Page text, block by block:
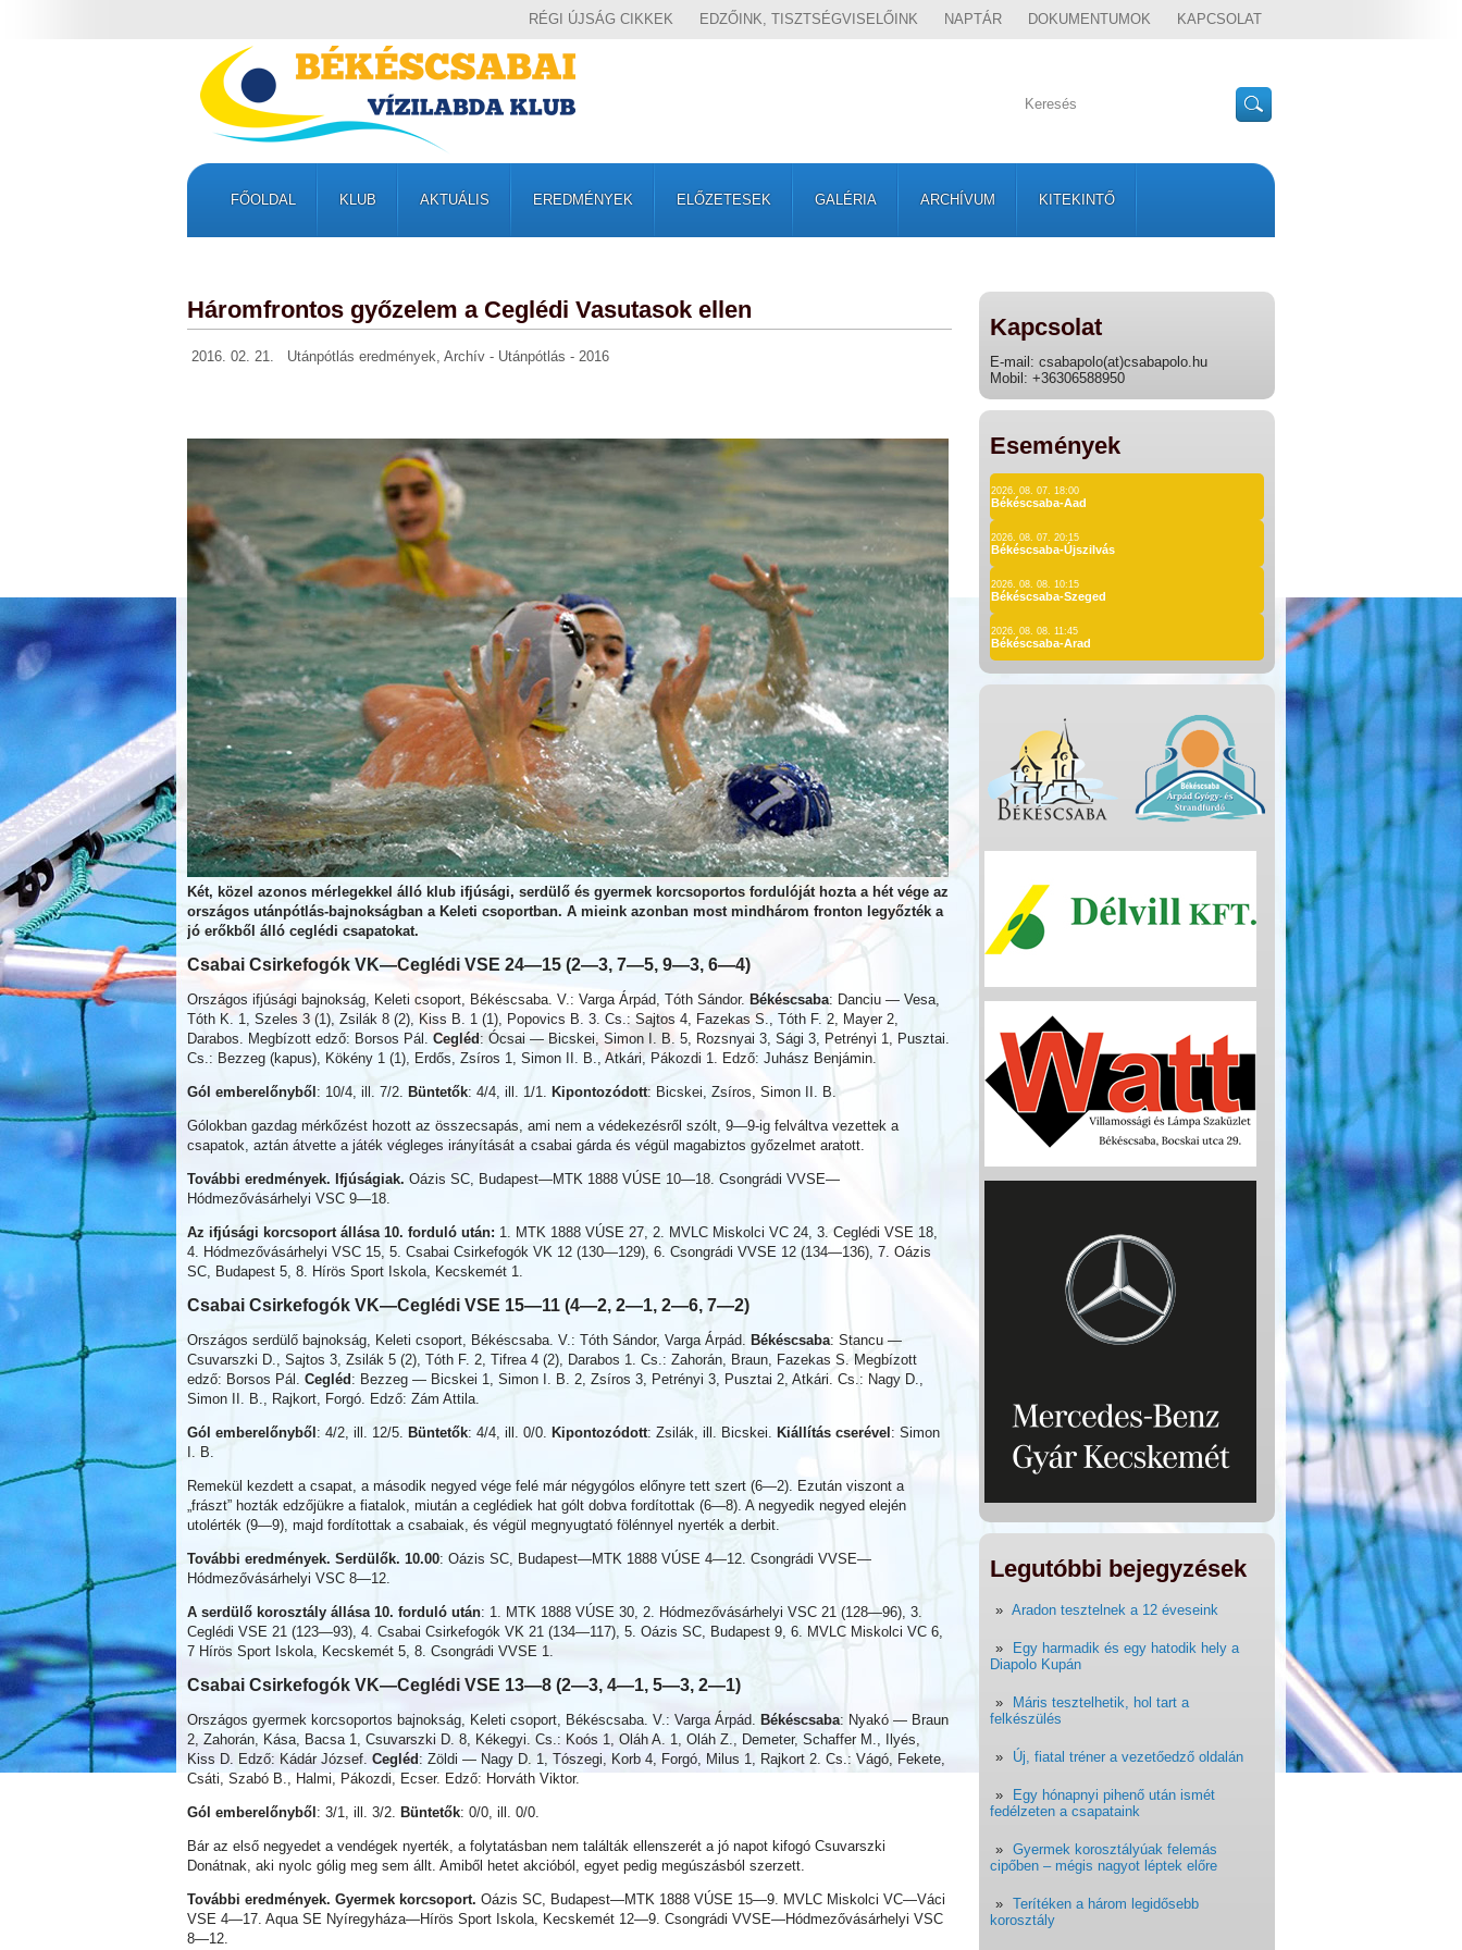
RÉGI ÚJSÁG CIKKEK EDZŐINK, TISZTSÉGVISELŐINK NAPTÁR DOKUMENTUMOK KAPCSOLAT
FŐOLDAL KLUB AKTUÁLIS EREDMÉNYEK ELŐZETESEK GALÉRIA ARCHÍVUM KITEKINTŐ
Kapcsolat
E-mail: csabapolo(at)csabapolo.hu
Mobil: +36306588950
Események
2026. 08. 07. 18:00
Békéscsaba-Aad
2026. 08. 07. 20:15
Békéscsaba-Újszilvás
2026. 08. 08. 10:15
Békéscsaba-Szeged
2026. 08. 08. 11:45
Békéscsaba-Arad
Legutóbbi bejegyzések
Aradon tesztelnek a 12 éveseink
Egy harmadik és egy hatodik hely a
Diapolo Kupán
Máris tesztelhetik, hol tart a
felkészülés
Új, fiatal tréner a vezetőedző oldalán
Egy hónapnyi pihenő után ismét
fedélzeten a csapataink
Gyermek korosztályúak felemás
cipőben – mégis nagyot léptek előre
Terítéken a három legidősebb
korosztály
Háromfrontos győzelem a Ceglédi Vasutasok ellen
2016. 02. 21. Utánpótlás eredmények, Archív - Utánpótlás - 2016
Két, közel azonos mérlegekkel álló klub ifjúsági, serdülő és gyermek korcsoportos fordulóját hozta a hét vége az
országos utánpótlás-bajnokságban a Keleti csoportban. A mieink azonban most mindhárom fronton legyőzték a
jó erőkből álló ceglédi csapatokat.
Csabai Csirkefogók VK—Ceglédi VSE 24—15 (2—3, 7—5, 9—3, 6—4)
Országos ifjúsági bajnokság, Keleti csoport, Békéscsaba. V.: Varga Árpád, Tóth Sándor. Békéscsaba: Danciu — Vesa,
Tóth K. 1, Szeles 3 (1), Zsilák 8 (2), Kiss B. 1 (1), Popovics B. 3. Cs.: Sajtos 4, Fazekas S., Tóth F. 2, Mayer 2,
Darabos. Megbízott edző: Borsos Pál. Cegléd : Ócsai — Bicskei, Simon I. B. 5, Rozsnyai 3, Sági 3, Petrényi 1, Pusztai.
Cs.: Bezzeg (kapus), Kökény 1 (1), Erdős, Zsíros 1, Simon II. B., Atkári, Pákozdi 1. Edző: Juhász Benjámin.
Gól emberelőnyből : 10/4, ill. 7/2. Büntetők: 4/4, ill. 1/1. Kipontozódott: Bicskei, Zsíros, Simon II. B.
Gólokban gazdag mérkőzést hozott az összecsapás, ami nem a védekezésről szólt, 9—9-ig felváltva vezettek a
csapatok, aztán átvette a játék végleges irányítását a csabai gárda és végül magabiztos győzelmet aratott.
További eredmények. Ifjúságiak. Oázis SC, Budapest—MTK 1888 VÚSE 10—18. Csongrádi VVSE—
Hódmezővásárhelyi VSC 9—18.
Az ifjúsági korcsoport állása 10. forduló után: 1. MTK 1888 VÚSE 27, 2. MVLC Miskolci VC 24, 3. Ceglédi VSE 18,
4. Hódmezővásárhelyi VSC 15, 5. Csabai Csirkefogók VK 12 (130—129), 6. Csongrádi VVSE 12 (134—136), 7. Oázis
SC, Budapest 5, 8. Hírös Sport Iskola, Kecskemét 1.
Csabai Csirkefogók VK—Ceglédi VSE 15—11 (4—2, 2—1, 2—6, 7—2)
Országos serdülő bajnokság, Keleti csoport, Békéscsaba. V.: Tóth Sándor, Varga Árpád. Békéscsaba: Stancu —
Csuvarszki D., Sajtos 3, Zsilák 5 (2), Tóth F. 2, Tifrea 4 (2), Darabos 1. Cs.: Zahorán, Braun, Fazekas S. Megbízott
edző: Borsos Pál. Cegléd : Bezzeg — Bicskei 1, Simon I. B. 2, Zsíros 3, Petrényi 3, Pusztai 2, Atkári. Cs.: Nagy D.,
Simon II. B., Rajkort, Forgó. Edző: Zám Attila.
Gól emberelőnyből : 4/2, ill. 12/5. Büntetők: 4/4, ill. 0/0. Kipontozódott: Zsilák, ill. Bicskei. Kiállítás cserével : Simon
I. B.
Remekül kezdett a csapat, a második negyed vége felé már négygólos előnyre tett szert (6—2). Ezután viszont a
„frászt” hozták edzőjükre a fiatalok, miután a ceglédiek hat gólt dobva fordítottak (6—8). A negyedik negyed elején
utolérték (9—9), majd fordítottak a csabaiak, és végül megnyugtató fölénnyel nyerték a derbit.
További eredmények. Serdülők. 10.00: Oázis SC, Budapest—MTK 1888 VÚSE 4—12. Csongrádi VVSE—
Hódmezővásárhelyi VSC 8—12.
A serdülő korosztály állása 10. forduló után: 1. MTK 1888 VÚSE 30, 2. Hódmezővásárhelyi VSC 21 (128—96), 3.
Ceglédi VSE 21 (123—93), 4. Csabai Csirkefogók VK 21 (134—117), 5. Oázis SC, Budapest 9, 6. MVLC Miskolci VC 6,
7 Hírös Sport Iskola, Kecskemét 5, 8. Csongrádi VVSE 1.
Csabai Csirkefogók VK—Ceglédi VSE 13—8 (2—3, 4—1, 5—3, 2—1)
Országos gyermek korcsoportos bajnokság, Keleti csoport, Békéscsaba. V.: Varga Árpád. Békéscsaba: Nyakó — Braun
2, Zahorán, Kása, Bacsa 1, Csuvarszki D. 8, Kékegyi. Cs.: Koós 1, Oláh A. 1, Oláh Z., Demeter, Schaffer M., Ilyés,
Kiss D. Edző: Kádár József. Cegléd : Zöldi — Nagy D. 1, Tószegi, Korb 4, Forgó, Milus 1, Rajkort 2. Cs.: Vágó, Fekete,
Csáti, Szabó B., Halmi, Pákozdi, Ecser. Edző: Horváth Viktor.
Gól emberelőnyből : 3/1, ill. 3/2. Büntetők: 0/0, ill. 0/0.
Bár az első negyedet a vendégek nyerték, a folytatásban nem találták ellenszerét a jó napot kifogó Csuvarszki
Donátnak, aki nyolc gólig meg sem állt. Amiből hetet akcióból, egyet pedig megúszásból szerzett.
További eredmények. Gyermek korcsoport. Oázis SC, Budapest—MTK 1888 VÚSE 15—9. MVLC Miskolci VC—Váci
VSE 4—17. Aqua SE Nyíregyháza—Hírös Sport Iskola, Kecskemét 12—9. Csongrádi VVSE—Hódmezővásárhelyi VSC
8—12.